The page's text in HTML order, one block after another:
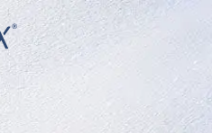
y sea el primero en enterarse